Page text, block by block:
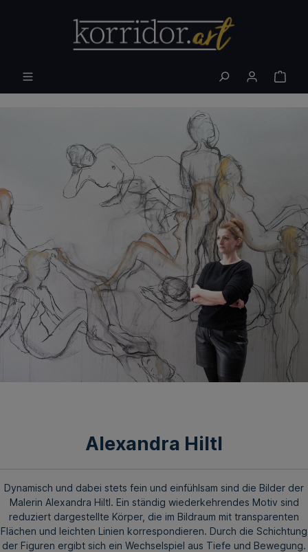
Alexandra Hiltl
Dynamisch und dabei stets fein und einfühlsam sind die Bilder der
Malerin Alexandra Hiltl. Ein ständig wiederkehrendes Motiv sind
reduziert dargestellte Körper, die im Bildraum mit transparenten
Flächen und leichten Linien korrespondieren. Durch die Schichtung
der Figuren ergibt sich ein Wechselspiel aus Tiefe und Bewegung.